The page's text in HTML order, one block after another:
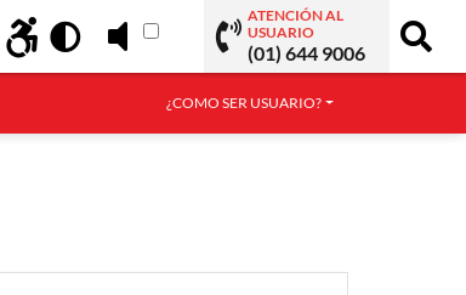
ATENCIÓN AL
USUARIO
(01) 644 9006
¿COMO SER USUARIO?